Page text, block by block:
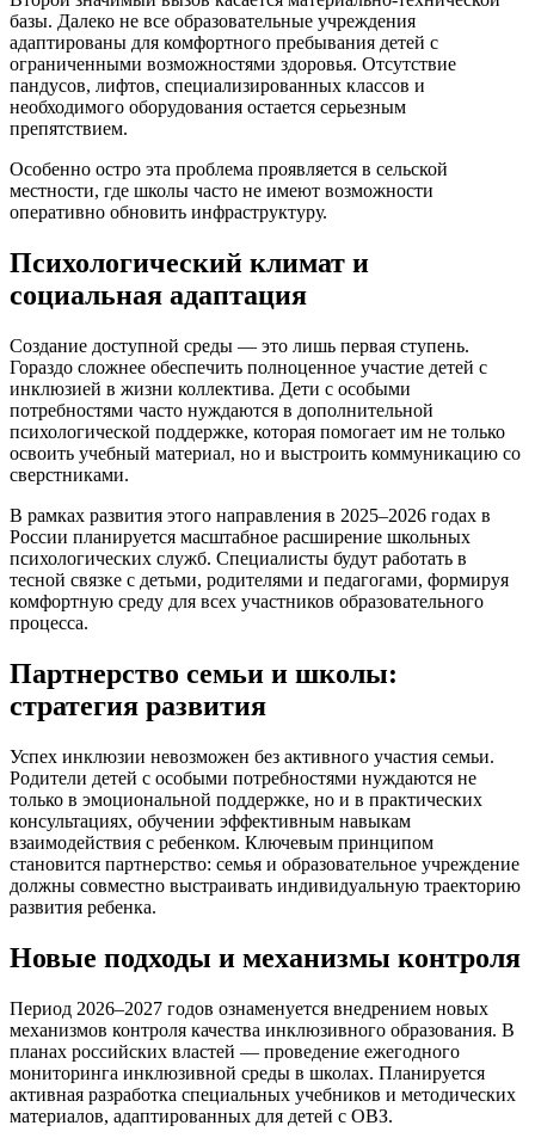
базы. Далеко не все образовательные учреждения
адаптированы для комфортного пребывания детей с
ограниченными возможностями здоровья. Отсутствие
пандусов, лифтов, специализированных классов и
необходимого оборудования остается серьезным
препятствием.
Особенно остро эта проблема проявляется в сельской
местности, где школы часто не имеют возможности
оперативно обновить инфраструктуру.
Психологический климат и
социальная адаптация
Создание доступной среды — это лишь первая ступень.
Гораздо сложнее обеспечить полноценное участие детей с
инклюзией в жизни коллектива. Дети с особыми
потребностями часто нуждаются в дополнительной
психологической поддержке, которая помогает им не только
освоить учебный материал, но и выстроить коммуникацию со
сверстниками.
В рамках развития этого направления в 2025–2026 годах в
России планируется масштабное расширение школьных
психологических служб. Специалисты будут работать в
тесной связке с детьми, родителями и педагогами, формируя
комфортную среду для всех участников образовательного
процесса.
Партнерство семьи и школы:
стратегия развития
Успех инклюзии невозможен без активного участия семьи.
Родители детей с особыми потребностями нуждаются не
только в эмоциональной поддержке, но и в практических
консультациях, обучении эффективным навыкам
взаимодействия с ребенком. Ключевым принципом
становится партнерство: семья и образовательное учреждение
должны совместно выстраивать индивидуальную траекторию
развития ребенка.
Новые подходы и механизмы контроля
Период 2026–2027 годов ознаменуется внедрением новых
механизмов контроля качества инклюзивного образования. В
планах российских властей — проведение ежегодного
мониторинга инклюзивной среды в школах. Планируется
активная разработка специальных учебников и методических
материалов, адаптированных для детей с ОВЗ.